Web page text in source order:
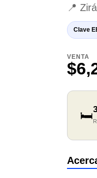
📍
Clave
VENTA
🛏️